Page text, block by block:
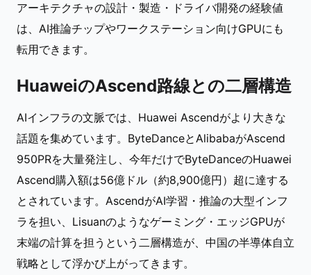
アーキテクチャの設計・製造・ドライバ開発の経験値
は、AI推論チップやワークステーション向けGPUにも
転用できます。
HuaweiのAscend路線との二層構造
AIインフラの文脈では、Huawei Ascendがより大きな
話題を集めています。ByteDanceとAlibabaがAscend
950PRを大量発注し、今年だけでByteDanceのHuawei
Ascend購入額は56億ドル（約8,900億円）超に達する
とされています。AscendがAI学習・推論の大型インフ
ラを担い、Lisuanのようなゲーミング・エッジGPUが
末端の計算を担うという二層構造が、中国の半導体自立
戦略として浮かび上がってきます。